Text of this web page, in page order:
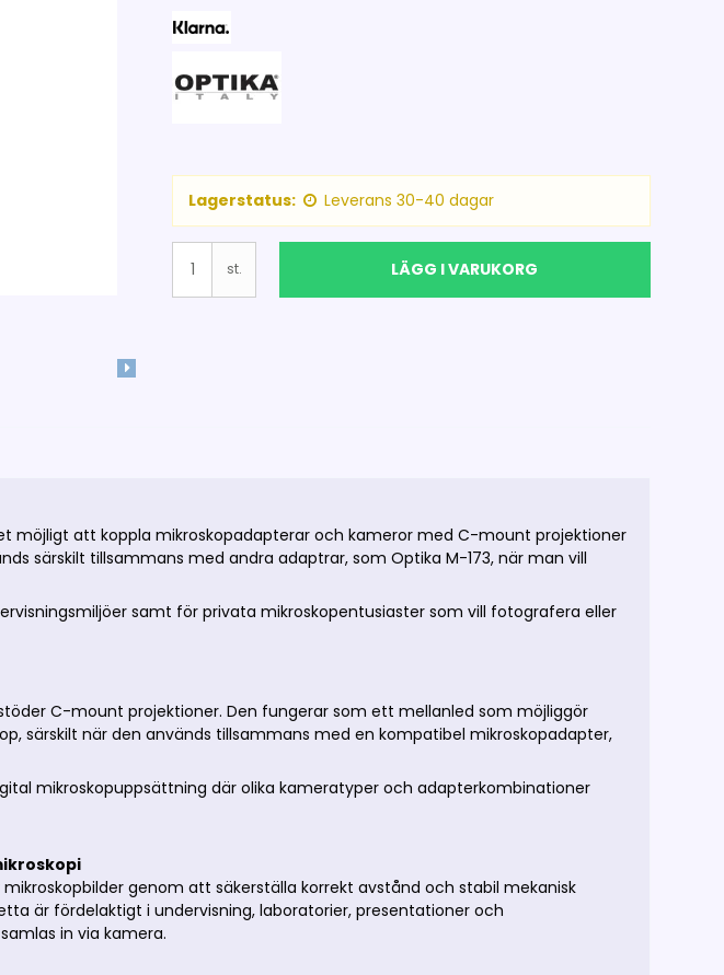
Lagerstatus: Leverans 30-40 dagar
st. LÄGG I VARUKORG
möjligt att koppla mikroskopadapterar och kameror med C-mount projektioner
särskilt tillsammans med andra adaptrar, som Optika M-173, när man vill
samt för privata mikroskopentusiaster som vill fotografera eller
C-mount projektioner. Den fungerar som ett mellanled som möjliggör
särskilt när den används tillsammans med en kompatibel mikroskopadapter,
mikroskopuppsättning där olika kameratyper och adapterkombinationer
genom att säkerställa korrekt avstånd och stabil mekanisk
är fördelaktigt i undervisning, laboratorier, presentationer och
in via kamera.